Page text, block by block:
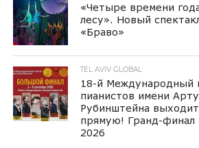
«Четыре времени
лесу». Новый
«Браво»
TEL AVIV GLOBAL
18-й Международный
пианистов имени
Рубинштейна
прямую! Гранд-финал
2026